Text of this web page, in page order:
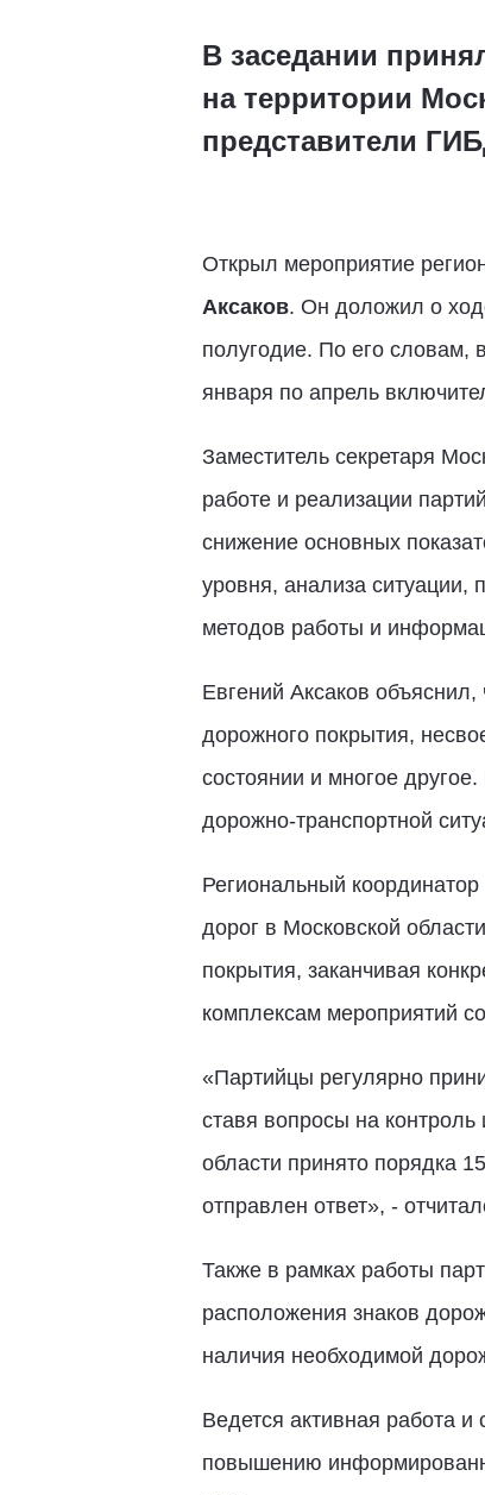
В заседании
на территории
представители
Открыл мероприятие
Аксаков. Он доложил о
полугодие. По его словам,
января по апрель
Заместитель секретаря
работе и реализации
снижение основных
уровня, анализа ситуации,
методов работы и
Евгений Аксаков
дорожного покрытия,
состоянии и многое
дорожно-транспортной
Региональный
дорог в Московской
покрытия, заканчивая
комплексам мероприятий
«Партийцы регулярно
ставя вопросы на
области принято порядка
отправлен ответ», -
Также в рамках работы
расположения знаков
наличия необходимой
Ведется активная работа
повышению